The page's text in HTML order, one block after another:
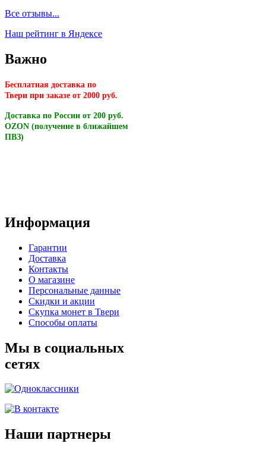
Все отзывы...
Наш рейтинг в Яндексе
Важно
Бесплатная доставка по
Твери при заказе от 2000 руб.
Доставка по России от 200 руб.
OZON (получение в ближайшем
ПВЗ)
Информация
Гарантии
Доставка
Контакты
О магазине
Персональные данные
Скидки и акции
Скупка монет в Твери
Способы оплаты
Мы в социальных
сетях
Наши партнеры